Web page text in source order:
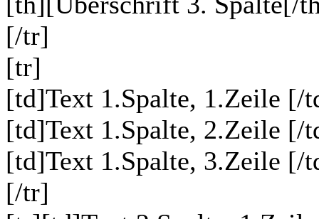
[/tr]
[tr]
[td]Text 1.Spalte, 1.Zeile [/
[td]Text 1.Spalte, 2.Zeile [/
[td]Text 1.Spalte, 3.Zeile [/
[/tr]